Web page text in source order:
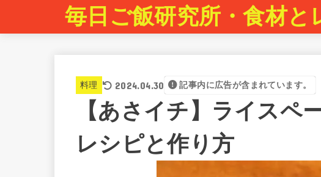
毎日ご飯研究所・食材と
料理 2024.04.30 記事内に広告が含まれています。
【あさイチ】ライスペ
レシピと作り方